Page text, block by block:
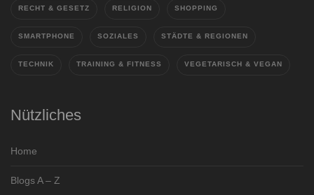
RECHT & GESETZ RELIGION SHOPPING
SMARTPHONE SOZIALES STÄDTE & REGIONEN
TECHNIK TRAINING & FITNESS VEGETARISCH & VEGAN
Nützliches
Home
Blogs A – Z